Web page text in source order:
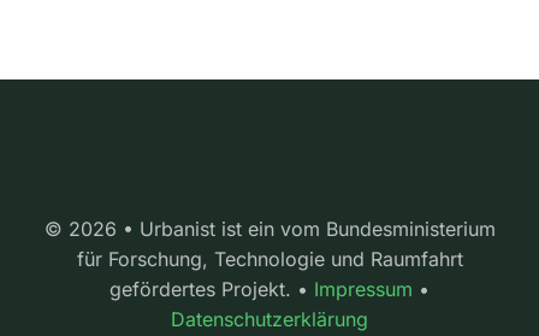
© 2026 • Urbanist ist ein vom Bundesministerium
für Forschung, Technologie und Raumfahrt
gefördertes Projekt. • Impressum •
Datenschutzerklärung